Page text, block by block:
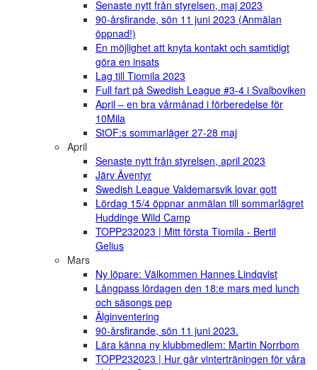
Senaste nytt från styrelsen, maj 2023
90-årsfirande, sön 11 juni 2023 (Anmälan
öppnad!)
En möjlighet att knyta kontakt och samtidigt
göra en insats
Lag till Tiomila 2023
Full fart på Swedish League #3-4 i Svalboviken
April – en bra vårmånad i förberedelse för
10Mila
StOF:s sommarläger 27-28 maj
April
Senaste nytt från styrelsen, april 2023
Järv Äventyr
Swedish League Valdemarsvik lovar gott
Lördag 15/4 öppnar anmälan till sommarlägret
Huddinge Wild Camp
TOPP232023 | Mitt första Tiomila - Bertil
Gelius
Mars
Ny löpare: Välkommen Hannes Lindqvist
Långpass lördagen den 18:e mars med lunch
och säsongs pep
Älginventering
90-årsfirande, sön 11 juni 2023.
Lära känna ny klubbmedlem: Martin Norrbom
TOPP232023 | Hur går vinterträningen för våra